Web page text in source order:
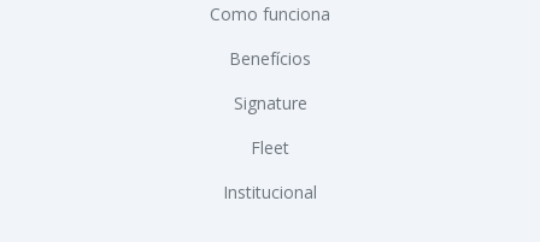
Como funciona
Benefícios
Signature
Fleet
Institucional